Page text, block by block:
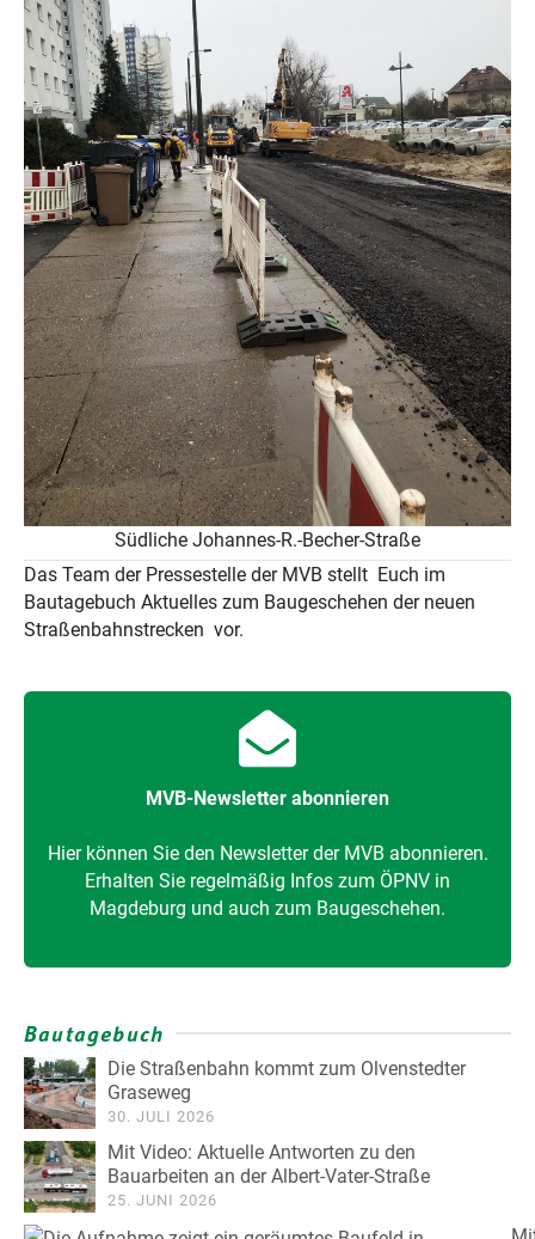
Südliche Johannes-R.-Becher-Straße
Das Team der Pressestelle der MVB stellt Euch im
Bautagebuch Aktuelles zum Baugeschehen der neuen
Straßenbahnstrecken vor.
MVB-Newsletter abonnieren
Hier können Sie den Newsletter der MVB abonnieren.
Erhalten Sie regelmäßig Infos zum ÖPNV in
Magdeburg und auch zum Baugeschehen.
Bautagebuch
Die Straßenbahn kommt zum Olvenstedter
Graseweg
30. JULI 2026
Mit Video: Aktuelle Antworten zu den
Bauarbeiten an der Albert-Vater-Straße
25. JUNI 2026